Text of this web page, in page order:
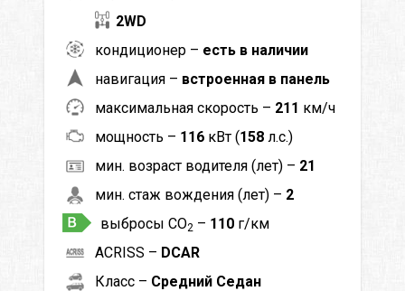
2WD
кондиционер – есть в наличии
навигация – встроенная в панель
максимальная скорость – 211 км/ч
мощность – 116 кВт (158 л.с.)
мин. возраст водителя (лет) – 21
мин. стаж вождения (лет) – 2
выбросы CO2 – 110 г/км
ACRISS – DCAR
Класс – Средний Седан